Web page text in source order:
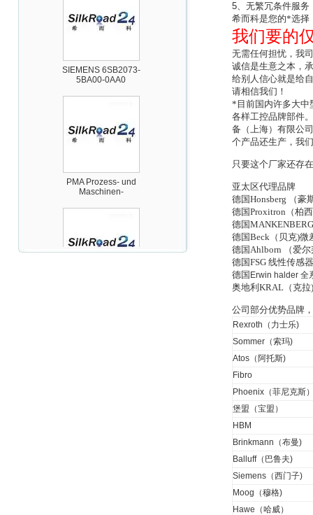
5BA00-0AA0
Maschinen-
Automation GmbH
5、无繁冗条件服
希而科是您的*选择
我们要的
无需任何担忧，我
诚信是生意之本，
给别人信心就是给
请相信我们！
*目前国内许多大中
各样工控品牌部件
备（上海）有限公
个产品还生产，我
只要这个厂家还存
亚太区代理品牌
德国Honsberg （豪
德国Proxitron（柏
德国
德国Beck（贝克)微
德国Ahlborn （爱
德国FSG 线性传感
德国 Erwin halder 全
奥地利KRAL（克
公司部分优势品牌
Rexroth（力士乐)
Sommer（索玛)
Atos（阿托斯)
Fibro
Phoenix（菲尼克斯
堡盟（宝盟）
HBM
Brinkmann（布曼)
Balluff（巴鲁夫)
Siemens（西门子)
Moog（穆格)
Hawe（哈威）